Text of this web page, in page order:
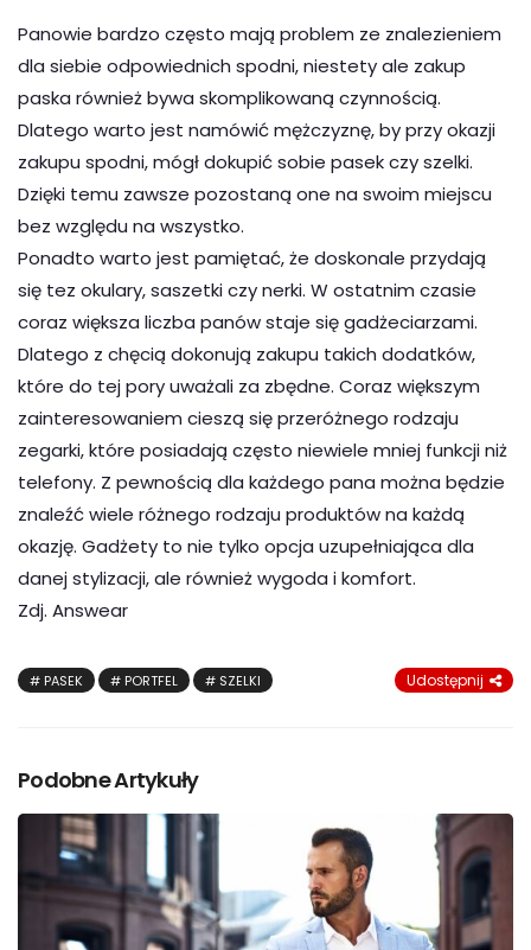
Panowie bardzo często mają problem ze znalezieniem
dla siebie odpowiednich spodni, niestety ale zakup
paska również bywa skomplikowaną czynnością.
Dlatego warto jest namówić mężczyznę, by przy okazji
zakupu spodni, mógł dokupić sobie pasek czy szelki.
Dzięki temu zawsze pozostaną one na swoim miejscu
bez względu na wszystko.
Ponadto warto jest pamiętać, że doskonale przydają
się tez okulary, saszetki czy nerki. W ostatnim czasie
coraz większa liczba panów staje się gadżeciarzami.
Dlatego z chęcią dokonują zakupu takich dodatków,
które do tej pory uważali za zbędne. Coraz większym
zainteresowaniem cieszą się przeróżnego rodzaju
zegarki, które posiadają często niewiele mniej funkcji niż
telefony. Z pewnością dla każdego pana można będzie
znaleźć wiele różnego rodzaju produktów na każdą
okazję. Gadżety to nie tylko opcja uzupełniająca dla
danej stylizacji, ale również wygoda i komfort.
Zdj. Answear
PASEK PORTFEL SZELKI Udostępnij
Podobne Artykuły